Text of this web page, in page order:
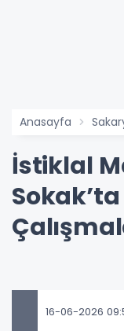
Anasayfa
İstiklal
16-06-2026